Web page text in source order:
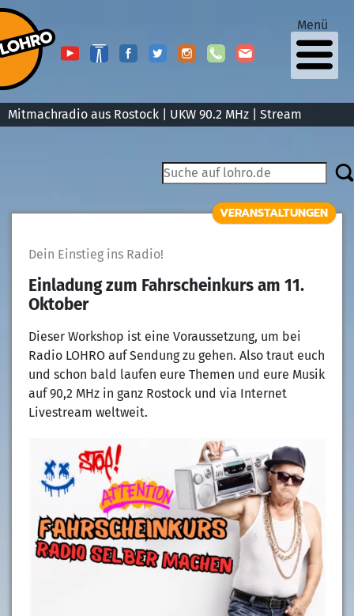
Mitmachradio aus Rostock | UKW 90.2 MHz | Stream
Menü
VERANSTALTUNGEN
Dein Einstieg ins Radio!
Einladung zum Fahrscheinkurs am 11.
Oktober
Dieser Workshop ist eine Voraussetzung, um bei
Radio LOHRO auf Sendung zu gehen. Also traut euch
und schon bald laufen eure Themen und eure Musik
auf 90,2 MHz in ganz Rostock und via Internet
Livestream weltweit.